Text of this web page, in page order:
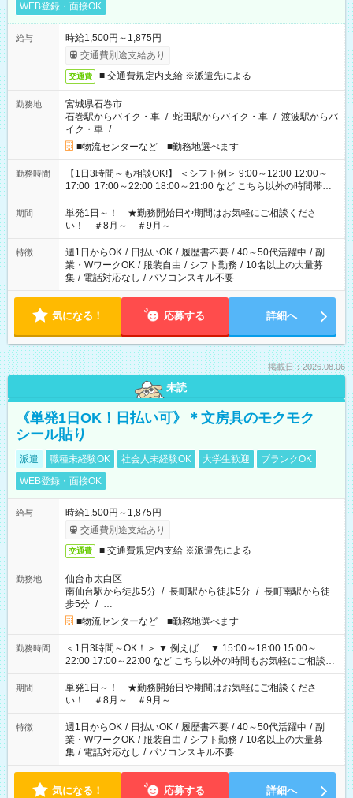
WEB登録・面接OK
給与
時給1,500円～1,875円
交通費別途支給あり
交通費 ■ 交通費規定内支給 ※派遣先による
勤務地
宮城県石巻市
石巻駅からバイク・車 / 蛇田駅からバイク・車 / 渡波駅からバ
イク・車 / …
■物流センターなど ■勤務地選べます
勤務時間
【1日3時間～も相談OK!】 ＜シフト例＞ 9:00～12:00 12:00～
17:00 17:00～22:00 18:00～21:00 など こちら以外の時間帯も
お気軽にご相談ください！
期間
単発1日～！ ★勤務開始日や期間はお気軽にご相談くださ
い！ ＃8月～ ＃9月～
特徴 週1日からOK / 日払いOK / 履歴書不要 / 40～50代活躍中 / 副
業・WワークOK / 服装自由 / シフト勤務 / 10名以上の大量募
集 / 電話対応なし / パソコンスキル不要
気になる！ 応募する 詳細へ
掲載日：2026.08.06
未読
《単発1日OK！日払い可》＊文房具のモクモク
シール貼り
派遣 職種未経験OK 社会人未経験OK 大学生歓迎
ブランクOK
WEB登録・面接OK
給与
時給1,500円～1,875円
交通費別途支給あり
交通費 ■ 交通費規定内支給 ※派遣先による
勤務地
仙台市太白区
南仙台駅から徒歩5分 / 長町駅から徒歩5分 / 長町南駅から徒
歩5分 / …
■物流センターなど ■勤務地選べます
勤務時間
＜1日3時間～OK！＞ ▼ 例えば… ▼ 15:00～18:00 15:00～
22:00 17:00～22:00 など こちら以外の時間もお気軽にご相談く
ださい！
期間
単発1日～！ ★勤務開始日や期間はお気軽にご相談くださ
い！ ＃8月～ ＃9月～
特徴 週1日からOK / 日払いOK / 履歴書不要 / 40～50代活躍中 / 副
業・WワークOK / 服装自由 / シフト勤務 / 10名以上の大量募
集 / 電話対応なし / パソコンスキル不要
気になる！ 応募する 詳細へ